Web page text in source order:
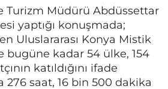
Turizm Müdürü Abdüssettar
yaptığı konuşmada;
Uluslararası Konya Mistik
bugüne kadar 54 ülke, 154
katıldığını ifade
saat, 16 bin 500 dakika